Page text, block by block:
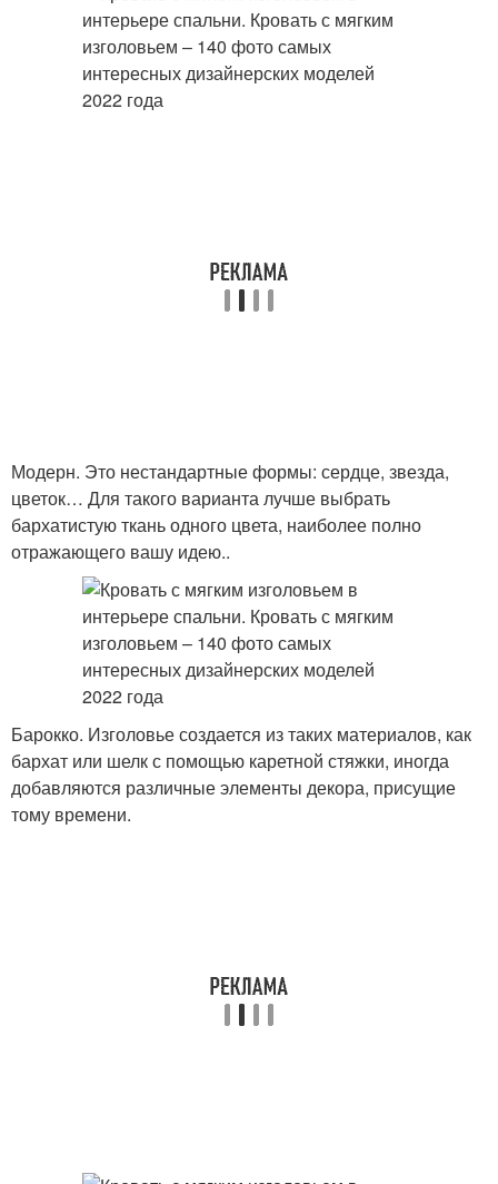
Модерн. Это нестандартные формы: сердце, звезда,
цветок… Для такого варианта лучше выбрать
бархатистую ткань одного цвета, наиболее полно
отражающего вашу идею..
Барокко. Изголовье создается из таких материалов, как
бархат или шелк с помощью каретной стяжки, иногда
добавляются различные элементы декора, присущие
тому времени.